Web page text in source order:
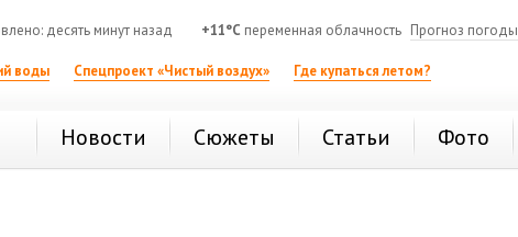
десять минут назад +11°C переменная облачность Прогноз погоды
воды Спецпроект «Чистый воздух» Где купаться летом?
Новости Сюжеты Статьи Фото